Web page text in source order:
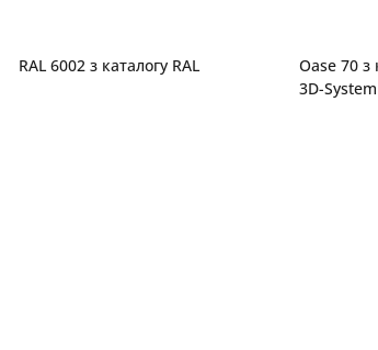
RAL 6002 з каталогу RAL
Oase 70 з
3D-